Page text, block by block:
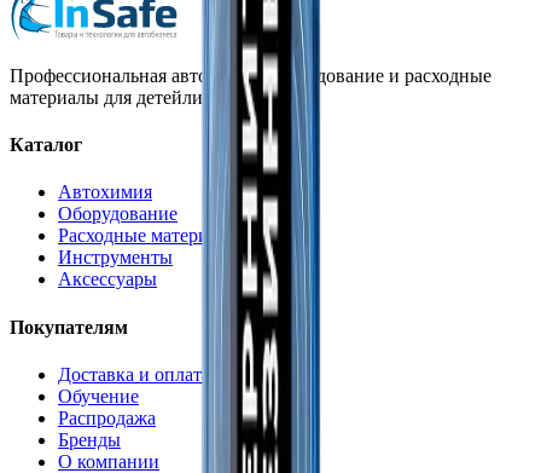
Профессиональная автохимия, оборудование и расходные
материалы для детейлинга.
Каталог
Автохимия
Оборудование
Расходные материалы
Инструменты
Аксессуары
Покупателям
Доставка и оплата
Обучение
Распродажа
Бренды
О компании